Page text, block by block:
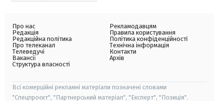
Про нас
Редакція
Редакційна політика
Про телеканал
Телеведучі
Вакансії
Структура власності
Рекламодавцям
Правила користування
Політика конфіденційності
Технічна інформація
Контакти
Архів
Всі комерційні рекламні матеріали позначені словами
"Спецпроєкт", "Партнерський матеріал", "Експерт", "Позиція".